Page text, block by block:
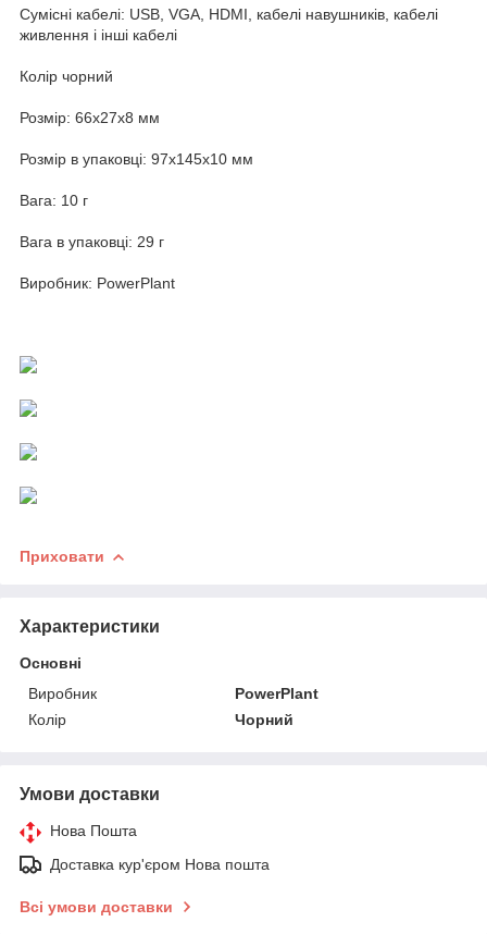
Сумісні кабелі: USB, VGA, HDMI, кабелі навушників, кабелі
живлення і інші кабелі
Колір чорний
Розмір: 66х27х8 мм
Розмір в упаковці: 97х145х10 мм
Вага: 10 г
Вага в упаковці: 29 г
Виробник: PowerPlant
Приховати
Характеристики
Основні
Виробник
PowerPlant
Колір
Чорний
Умови доставки
Нова Пошта
Доставка кур'єром Нова пошта
Всі умови доставки